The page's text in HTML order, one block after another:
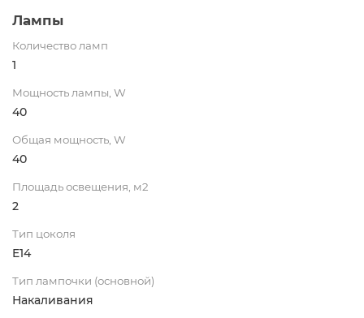
Лампы
Количество ламп
1
Мощность лампы, W
40
Общая мощность, W
40
Площадь освещения, м2
2
Тип цоколя
E14
Тип лампочки (основной)
Накаливания